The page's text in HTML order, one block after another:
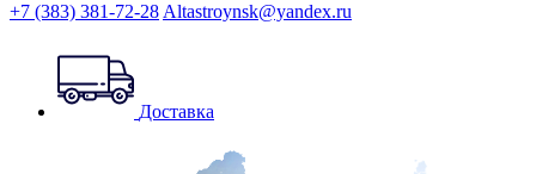
+7 (383) 381-72-28 Altastroynsk@yandex.ru
Доставка